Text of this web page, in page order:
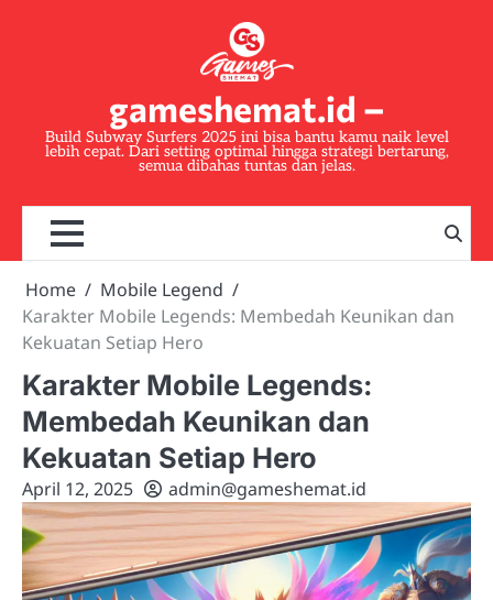
gameshemat.id –
Build Subway Surfers 2025 ini bisa bantu kamu naik level
lebih cepat. Dari setting optimal hingga strategi bertarung,
semua dibahas tuntas dan jelas.
Home
Mobile Legend
Karakter Mobile Legends: Membedah Keunikan dan
Kekuatan Setiap Hero
Karakter Mobile Legends:
Membedah Keunikan dan
Kekuatan Setiap Hero
April 12, 2025 admin@gameshemat.id